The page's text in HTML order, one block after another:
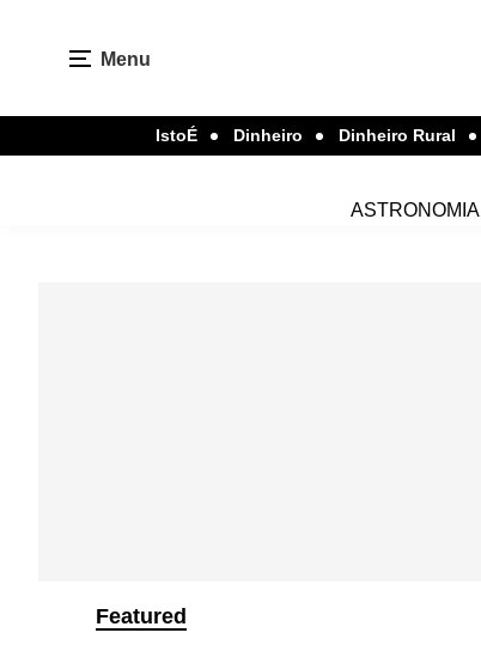
Menu
IstoÉ Dinheiro Dinheiro Rural
ASTRONOMIA
Featured